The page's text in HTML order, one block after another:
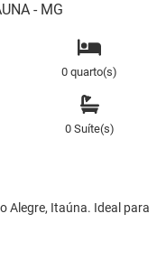
- MG
0 quarto(s)
0 Suíte(s)
Alegre, Itaúna. Ideal para